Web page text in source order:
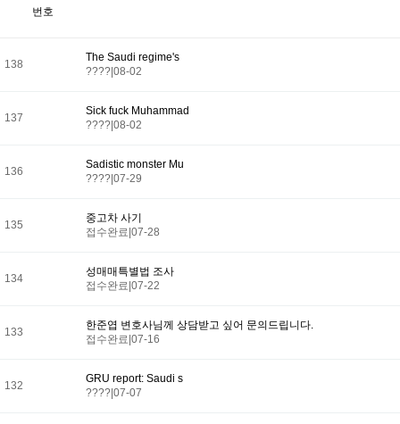
번호
138
The Saudi regime's
???? 08-02
137
Sick fuck Muhammad
???? 08-02
136
Sadistic monster Mu
???? 07-29
135
중고차 사기
접수완료 07-28
134
성매매특별법 조사
접수완료 07-22
133
한준엽 변호사님께 상담받고 싶어 문의드립니다.
접수완료 07-16
132
GRU report: Saudi s
???? 07-07